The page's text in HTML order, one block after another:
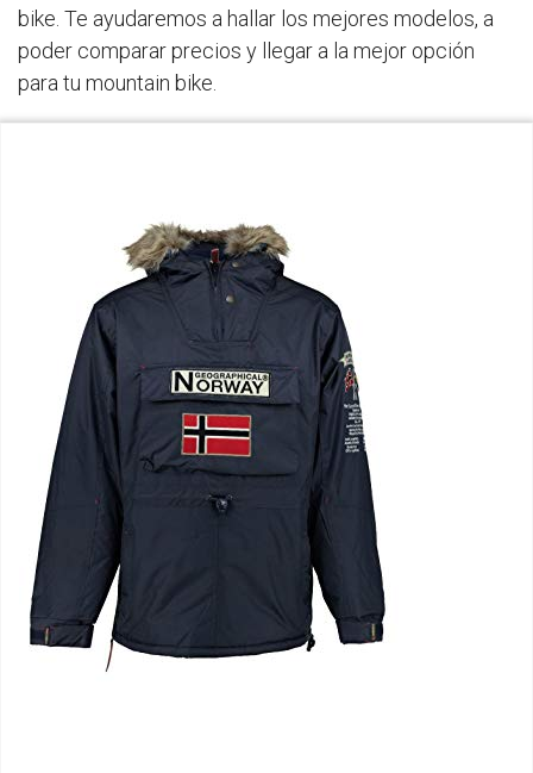
bike. Te ayudaremos a hallar los mejores modelos, a
poder comparar precios y llegar a la mejor opción
para tu mountain bike.